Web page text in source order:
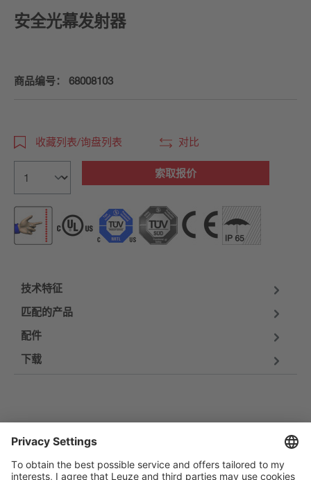
安全光幕发射器
商品编号： 68008103
收藏列表/询盘列表 对比
索取报价
技术特征
匹配的产品
配件
下载